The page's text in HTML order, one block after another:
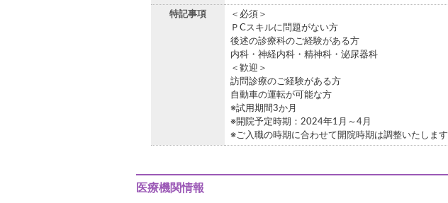
特記事項
＜必須＞
ＰCスキルに問題がない方
後述の診療科のご経験がある方
内科・神経内科・精神科・泌尿器科
＜歓迎＞
訪問診療のご経験がある方
自動車の運転が可能な方
※試用期間3か月
※開院予定時期：2024年1月～4月
※ご入職の時期に合わせて開院時期は調整いたします
医療機関情報